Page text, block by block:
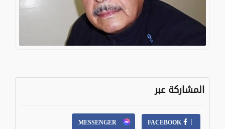
المشاركة عبر
FACEBOOK
MESSENGER